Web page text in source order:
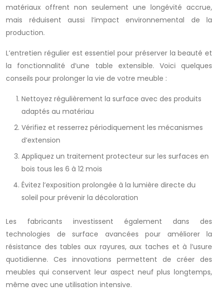
matériaux offrent non seulement une longévité accrue,
mais réduisent aussi l’impact environnemental de la
production.
L’entretien régulier est essentiel pour préserver la beauté et
la fonctionnalité d’une table extensible. Voici quelques
conseils pour prolonger la vie de votre meuble :
Nettoyez régulièrement la surface avec des produits
adaptés au matériau
Vérifiez et resserrez périodiquement les mécanismes
d’extension
Appliquez un traitement protecteur sur les surfaces en
bois tous les 6 à 12 mois
Évitez l’exposition prolongée à la lumière directe du
soleil pour prévenir la décoloration
Les fabricants investissent également dans des
technologies de surface avancées pour améliorer la
résistance des tables aux rayures, aux taches et à l’usure
quotidienne. Ces innovations permettent de créer des
meubles qui conservent leur aspect neuf plus longtemps,
même avec une utilisation intensive.